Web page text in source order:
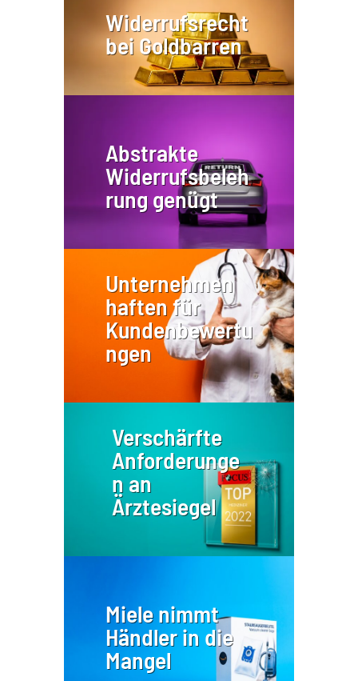
Widerrufsrecht
bei Goldbarren
Abstrakte
Widerrufsbeleh
rung genügt
Unternehmen
haften für
Kundenbewertu
ngen
Verschärfte
Anforderunge
n an
Ärztesiegel
Miele nimmt
Händler in die
Mangel